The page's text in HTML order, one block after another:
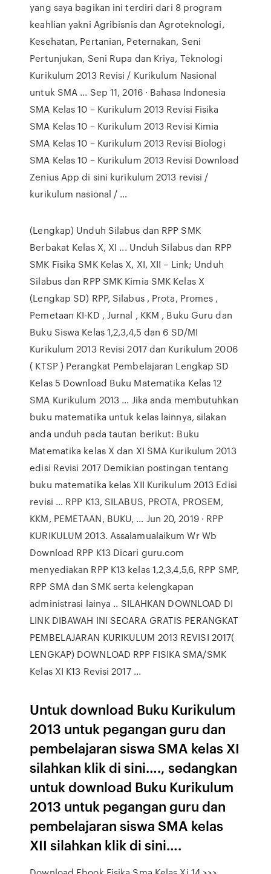
yang saya bagikan ini terdiri dari 8 program
keahlian yakni Agribisnis dan Agroteknologi,
Kesehatan, Pertanian, Peternakan, Seni
Pertunjukan, Seni Rupa dan Kriya, Teknologi
Kurikulum 2013 Revisi / Kurikulum Nasional
untuk SMA ... Sep 11, 2016 · Bahasa Indonesia
SMA Kelas 10 – Kurikulum 2013 Revisi Fisika
SMA Kelas 10 – Kurikulum 2013 Revisi Kimia
SMA Kelas 10 – Kurikulum 2013 Revisi Biologi
SMA Kelas 10 – Kurikulum 2013 Revisi Download
Zenius App di sini kurikulum 2013 revisi /
kurikulum nasional / …
(Lengkap) Unduh Silabus dan RPP SMK
Berbakat Kelas X, XI ... Unduh Silabus dan RPP
SMK Fisika SMK Kelas X, XI, XII – Link; Unduh
Silabus dan RPP SMK Kimia SMK Kelas X
(Lengkap SD) RPP, Silabus , Prota, Promes ,
Pemetaan KI-KD , Jurnal , KKM , Buku Guru dan
Buku Siswa Kelas 1,2,3,4,5 dan 6 SD/MI
Kurikulum 2013 Revisi 2017 dan Kurikulum 2006
( KTSP ) Perangkat Pembelajaran Lengkap SD
Kelas 5 Download Buku Matematika Kelas 12
SMA Kurikulum 2013 ... Jika anda membutuhkan
buku matematika untuk kelas lainnya, silakan
anda unduh pada tautan berikut: Buku
Matematika kelas X dan XI SMA Kurikulum 2013
edisi Revisi 2017 Demikian postingan tentang
buku matematika kelas XII Kurikulum 2013 Edisi
revisi … RPP K13, SILABUS, PROTA, PROSEM,
KKM, PEMETAAN, BUKU, … Jun 20, 2019 · RPP
KURIKULUM 2013. Assalamualaikum Wr Wb
Download RPP K13 Dicari guru.com
menyediakan RPP K13 kelas 1,2,3,4,5,6, RPP SMP,
RPP SMA dan SMK serta kelengkapan
administrasi lainya .. SILAHKAN DOWNLOAD DI
LINK DIBAWAH INI SECARA GRATIS PERANGKAT
PEMBELAJARAN KURIKULUM 2013 REVISI 2017(
LENGKAP) DOWNLOAD RPP FISIKA SMA/SMK
Kelas XI K13 Revisi 2017 ...
Untuk download Buku Kurikulum
2013 untuk pegangan guru dan
pembelajaran siswa SMA kelas XI
silahkan klik di sini…., sedangkan
untuk download Buku Kurikulum
2013 untuk pegangan guru dan
pembelajaran siswa SMA kelas
XII silahkan klik di sini….